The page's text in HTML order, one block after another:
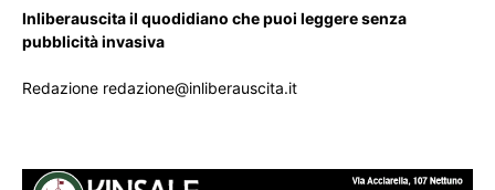
Inliberauscita il quodidiano che puoi leggere senza
pubblicità invasiva
Redazione redazione@inliberauscita.it